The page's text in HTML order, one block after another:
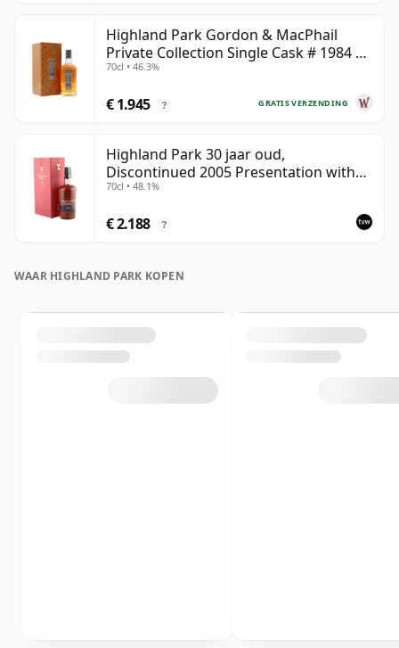
Highland Park Gordon & MacPhail
Private Collection Single Cask # 1984 37
jaar oud
70cl • 46.3%
GRATIS VERZENDING
€ 1.945 ?
Highland Park 30 jaar oud,
Discontinued 2005 Presentation with
Case
70cl • 48.1%
€ 2.188 ?
WAAR HIGHLAND PARK KOPEN